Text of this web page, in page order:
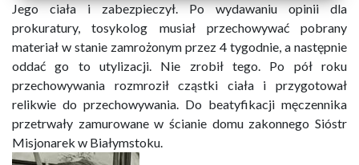
Jego ciała i zabezpieczył. Po wydawaniu opinii dla
prokuratury, tosykolog musiał przechowywać pobrany
materiał w stanie zamrożonym przez 4 tygodnie, a następnie
oddać go to utylizacji. Nie zrobił tego. Po pół roku
przechowywania rozmroził cząstki ciała i przygotował
relikwie do przechowywania. Do beatyfikacji męczennika
przetrwały zamurowane w ścianie domu zakonnego Sióstr
Misjonarek w Białymstoku.